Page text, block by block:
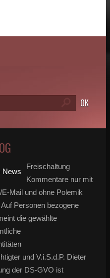
Freischaltung
Kommentare nur mit
Mail und ohne Polemik
Personen bezogene
die gewählte
und V.i.S.d.P. Dieter
der DS-GVO ist